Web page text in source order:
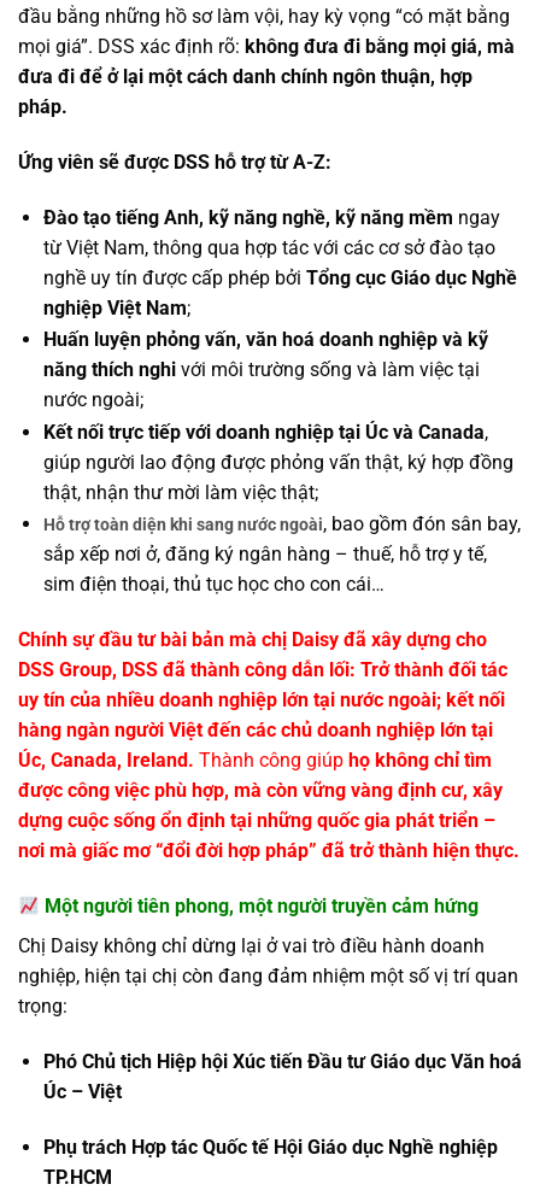
đầu bằng những hồ sơ làm vội, hay kỳ vọng “có mặt bằng
mọi giá”. DSS xác định rõ: không đưa đi bằng mọi giá, mà
đưa đi để ở lại một cách danh chính ngôn thuận, hợp
pháp.
Ứng viên sẽ được DSS hỗ trợ từ A-Z:
Đào tạo tiếng Anh, kỹ năng nghề, kỹ năng mềm ngay
từ Việt Nam, thông qua hợp tác với các cơ sở đào tạo
nghề uy tín được cấp phép bởi Tổng cục Giáo dục Nghề
nghiệp Việt Nam;
Huấn luyện phỏng vấn, văn hoá doanh nghiệp và kỹ
năng thích nghivới môi trường sống và làm việc tại
nước ngoài;
Kết nối trực tiếp với doanh nghiệp tại Úc và Canada,
giúp người lao động được phỏng vấn thật, ký hợp đồng
thật, nhận thư mời làm việc thật;
Hỗ trợ toàn diện khi sang nước ngoài, bao gồm đón sân bay,
sắp xếp nơi ở, đăng ký ngân hàng – thuế, hỗ trợ y tế,
sim điện thoại, thủ tục học cho con cái…
Chính sự đầu tư bài bản mà chị Daisy đã xây dựng cho
DSS Group, DSS đã thành công dẫn lối: Trở thành đối tác
uy tín của nhiều doanh nghiệp lớn tại nước ngoài; kết nối
hàng ngàn người Việt đến các chủ doanh nghiệp lớn tại
Úc, Canada, Ireland. Thành công giúp họ không chỉ tìm
được công việc phù hợp, mà còn vững vàng định cư, xây
dựng cuộc sống ổn định tại những quốc gia phát triển –
nơi mà giấc mơ “đổi đời hợp pháp” đã trở thành hiện thực.
Một người tiên phong, một người truyền cảm hứng
Chị Daisy không chỉ dừng lại ở vai trò điều hành doanh
nghiệp, hiện tại chị còn đang đảm nhiệm một số vị trí quan
trọng:
Phó Chủ tịch Hiệp hội Xúc tiến Đầu tư Giáo dục Văn hoá
Úc – Việt
Phụ trách Hợp tác Quốc tế Hội Giáo dục Nghề nghiệp
TP.HCM